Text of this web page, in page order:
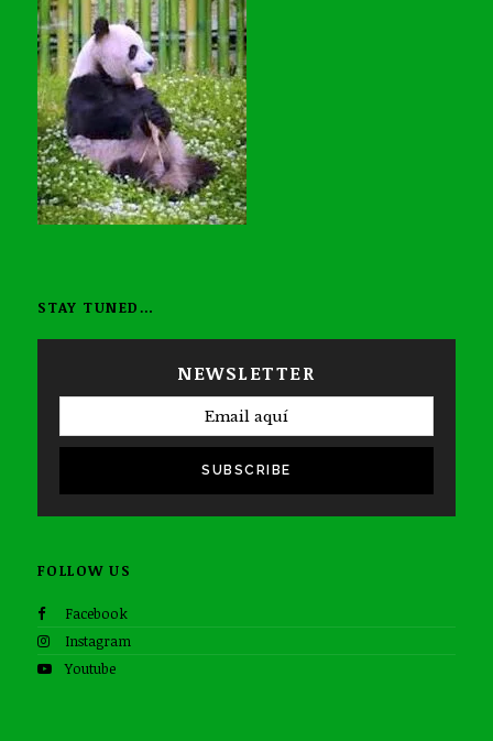
STAY TUNED…
NEWSLETTER
SUBSCRIBE
FOLLOW US
Facebook
Instagram
Youtube